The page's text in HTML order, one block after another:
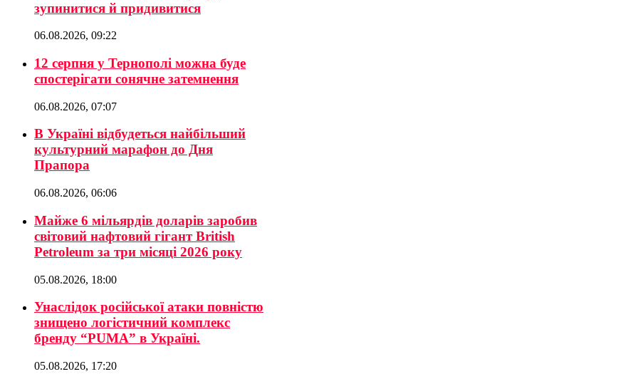
зупинитися й придивитися
06.08.2026, 09:22
12 серпня у Тернополі можна буде
спостерігати сонячне затемнення
06.08.2026, 07:07
В Україні відбудеться найбільший
культурний марафон до Дня
Прапора
06.08.2026, 06:06
Майже 6 мільярдів доларів заробив
світовий нафтовий гігант British
Petroleum за три місяці 2026 року
05.08.2026, 18:00
Унаслідок російської атаки повністю
знищено логістичний комплекс
бренду “PUMA” в Україні.
05.08.2026, 17:20